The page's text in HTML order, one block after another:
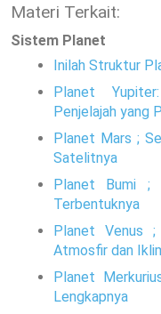
Materi Terkait:
Sistem Planet
Inilah Struktur
Planet
Penjelajah yang
Planet Mars ;
Satelitnya
Planet Bumi ;
Terbentuknya
Planet Venus ;
Atmosfir dan
Planet
Lengkapnya